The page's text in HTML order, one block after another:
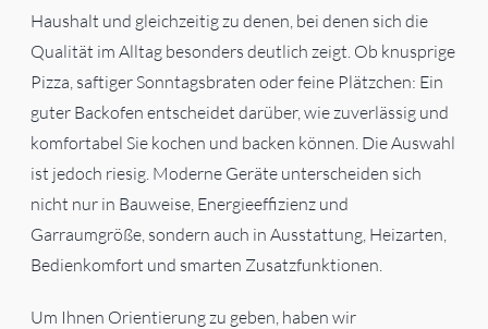
Haushalt und gleichzeitig zu denen, bei denen sich die
Qualität im Alltag besonders deutlich zeigt. Ob knusprige
Pizza, saftiger Sonntagsbraten oder feine Plätzchen: Ein
guter Backofen entscheidet darüber, wie zuverlässig und
komfortabel Sie kochen und backen können. Die Auswahl
ist jedoch riesig. Moderne Geräte unterscheiden sich
nicht nur in Bauweise, Energieeffizienz und
Garraumgröße, sondern auch in Ausstattung, Heizarten,
Bedienkomfort und smarten Zusatzfunktionen.
Um Ihnen Orientierung zu geben, haben wir